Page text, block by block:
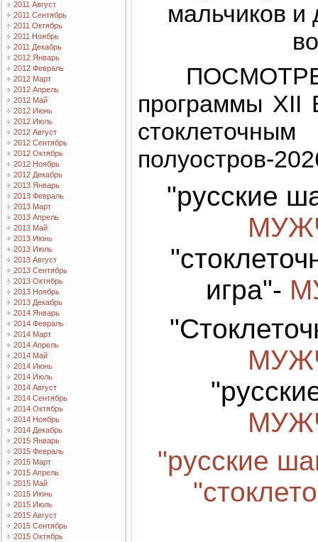
2011 Август
2011 Сентябрь
2011 Октябрь
2011 Ноябрь
2011 Декабрь
2012 Январь
2012 Февраль
2012 Март
2012 Апрель
2012 Май
2012 Июнь
2012 Июль
2012 Август
2012 Сентябрь
2012 Октябрь
2012 Ноябрь
2012 Декабрь
2013 Январь
2013 Февраль
2013 Март
2013 Апрель
2013 Май
2013 Июнь
2013 Июль
2013 Август
2013 Сентябрь
2013 Октябрь
2013 Ноябрь
2013 Декабрь
2014 Январь
2014 Февраль
2014 Март
2014 Апрель
2014 Май
2014 Июнь
2014 Июль
2014 Август
2014 Сентябрь
2014 Октябрь
2014 Ноябрь
2014 Декабрь
2015 Январь
2015 Февраль
2015 Март
2015 Апрель
2015 Май
2015 Июнь
2015 Июль
2015 Август
2015 Сентябрь
2015 Октябрь
мальчиков
программы XII
полуостров-
"русские
игра"-
"русские